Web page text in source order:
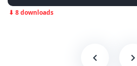
⬇ 8 downloads